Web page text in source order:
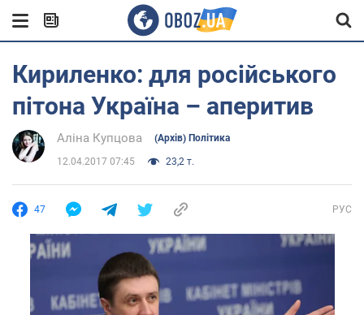
Кириленко: для російського
пітона Україна – аперитив
Аліна Купцова (Архів) Політика
12.04.2017 07:45 23,2 т.
47 РУС